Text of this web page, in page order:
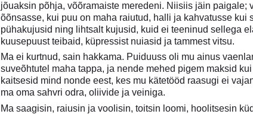
jõuaksin põhja, võõramaiste meredeni. Niisiis jäin paigale;
õõnsasse, kui puu on maha raiutud, halli ja kahvatusse
pühakujusid ning lihtsalt kujusid, kuid ei teeninud sellega
kuusepuust teibaid, küpressist nuiasid ja tammest vitsu.
Ma ei kurtnud, sain hakkama. Puiduuss oli mu ainus
suveõhtutel maha tappa, ja nende mehed pigem maksid
kaitsesid mind nonde eest, kes mu kätetööd raasugi ei
ma oma sahvri odra, oliivide ja veiniga.
Ma saagisin, raiusin ja voolisin, toitsin loomi, hoolitsesin